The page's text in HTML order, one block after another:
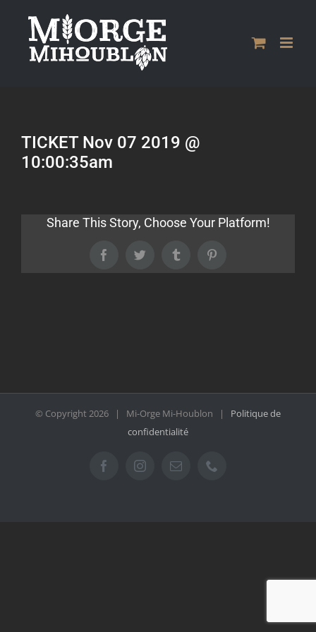
contenu
TICKET Nov 07 2019 @
10:00:35am
Share This Story, Choose Your Platform!
FacebookTwitter Tumblr
© Copyright2026 | Mi-Orge Mi-Houblon | Politique de
confidentialité
FacebookInstagramEmail